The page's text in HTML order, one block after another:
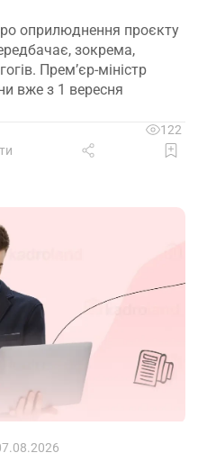
оприлюднення проєкту
зокрема,
Прем’єр-міністр
вже з 1 вересня
122